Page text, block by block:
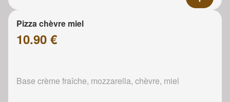
Pizza chèvre miel
10.90 €
Base crème fraîche, mozzarella, chèvre, miel